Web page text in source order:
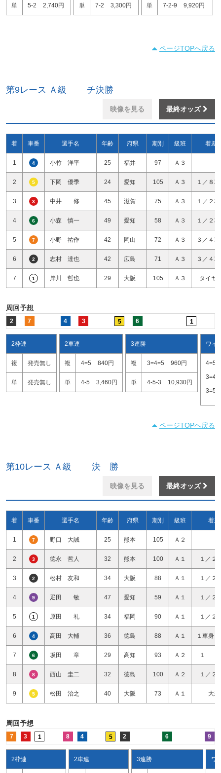
単 5-2 2,740円 単 7-2 3,300円 単 7-2-9 9,920円
ページTOPへ戻る
第9レース Ａ級 チ決勝
映像を見る 最終オッズ
着 車番 選手名 年齢 府県 期別 級班 着差
1 4 小竹 洋平 25 福井 97 Ａ３
2 5 下岡 優季 24 愛知 105 Ａ３ １／８
3 3 中井 修 45 滋賀 75 Ａ３ １／２
4 6 小森 慎一 49 愛知 58 Ａ３ １／２
5 7 小野 祐作 42 岡山 72 Ａ３ ３／４
6 2 志村 達也 42 広島 71 Ａ３ ３／４
7 1 岸川 哲也 29 大阪 105 Ａ３ タイヤ
周回予想
2 7 4 3 5 6 1
2枠連
複 発売無し
単 発売無し
2車連
複 4=5 840円
単 4-5 3,460円
3連勝
複 3=4=5 960円
単 4-5-3 10,930円
ワイ
4=5
3=4
3=5
ページTOPへ戻る
第10レース Ａ級 決 勝
映像を見る 最終オッズ
着 車番 選手名 年齢 府県 期別 級班 着差
1 7 野口 大誠 25 熊本 105 Ａ２
2 3 徳永 哲人 32 熊本 100 Ａ１ １／２
3 2 松村 友和 34 大阪 88 Ａ１ １／２
4 9 疋田 敏 47 愛知 59 Ａ１ １／２
5 1 原田 礼 34 福岡 90 Ａ１ １／２
6 4 高田 大輔 36 徳島 88 Ａ１ １車身
7 6 坂田 章 29 高知 93 Ａ２ １
8 8 西山 圭二 32 徳島 100 Ａ２ １／２
9 5 松田 治之 40 大阪 73 Ａ１ 大差
周回予想
7 3 1 8 4 5 2 6 9
2枠連 2車連 3連勝 ワ